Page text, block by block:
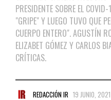
PRESIDENTE SOBRE EL
"GRIPE" Y LUEGO TUVO QUE
CUERPO ENTERO". AGUSTÍN
ELIZABET GÓMEZ Y CARLOS
CRÍTICAS.
REDACCIÓN IR 19 JUNIO, 2021